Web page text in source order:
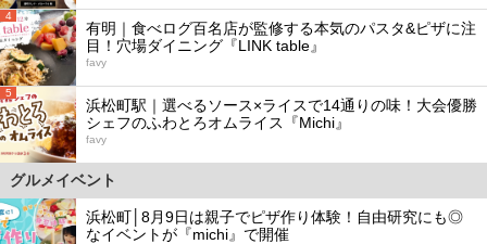
4
有明｜食べログ百名店が監修する本気のパスタ&ピザに注
目！穴場ダイニング『LINK table』
favy
5
浜松町駅｜選べるソース×ライスで14通りの味！大会優勝
シェフのふわとろオムライス『Michi』
favy
グルメイベント
浜松町│8月9日は親子でピザ作り体験！自由研究にも◎
なイベントが『michi』で開催